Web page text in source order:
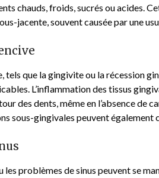
chauds, froids, sucrés ou acides.
jacente, souvent causée par une
tels que la gingivite ou la récession
L’inflammation des tissus
des dents, même en l’absence de
sous-gingivales peuvent également
les problèmes de sinus peuvent se